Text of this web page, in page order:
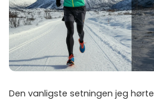
Den vanligste setningen jeg